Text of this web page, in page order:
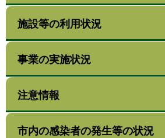
施設等の利用状況
事業の実施状況
注意情報
市内の感染者の発生等の状況